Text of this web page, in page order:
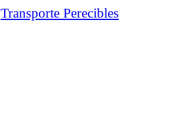
Transporte Perecibles